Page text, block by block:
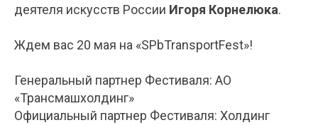
деятеля искусств России Игоря Корнелюка.
Ждем вас 20 мая на «SPbTransportFest»!
Генеральный партнер Фестиваля: АО
«Трансмашхолдинг»
Официальный партнер Фестиваля: Холдинг